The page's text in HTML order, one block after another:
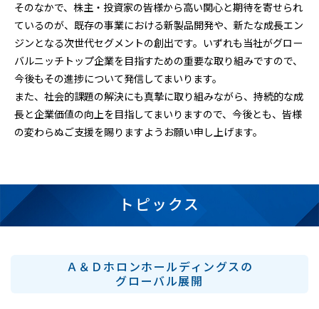
そのなかで、株主・投資家の皆様から高い関心と期待を寄せられ
ているのが、既存の事業における新製品開発や、新たな成長エン
ジンとなる次世代セグメントの創出です。いずれも当社がグロー
バルニッチトップ企業を目指すための重要な取り組みですので、
今後もその進捗について発信してまいります。
また、社会的課題の解決にも真摯に取り組みながら、持続的な成
長と企業価値の向上を目指してまいりますので、今後とも、皆様
の変わらぬご支援を賜りますようお願い申し上げます。
トピックス
Ａ＆Ｄホロンホールディングスの
グローバル展開